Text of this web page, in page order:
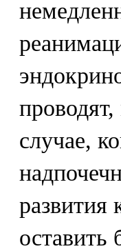
случае,
развития
оставить